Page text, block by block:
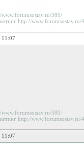
www.forumsostav.ru/380/
http://www.forumsostav.ru/
11:07
www.forumsostav.ru/380/
http://www.forumsostav.ru/
11:07